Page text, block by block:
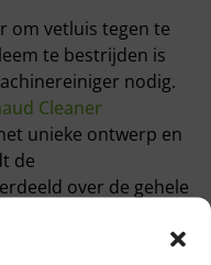
om vetluis tegen te
te bestrijden is
nodig.
Cleaner
unieke ontwerp en
de
over de gehele
kuip en de trommel